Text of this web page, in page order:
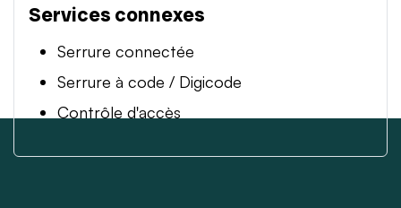
Services connexes
Serrure connectée
Serrure à code / Digicode
Contrôle d'accès